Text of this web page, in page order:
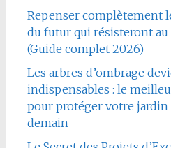
Repenser complètement
du futur qui résisteront
(Guide complet 2026)
Les arbres d’ombrage
indispensables : le
pour protéger votre jardin
demain